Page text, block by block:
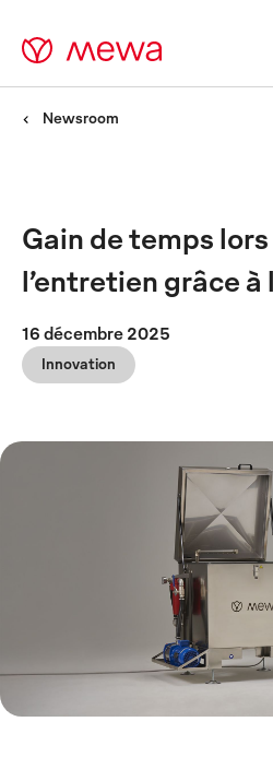
Newsroom
Gain de temps
l’entretien grâce
16 décembre 2025
Innovation